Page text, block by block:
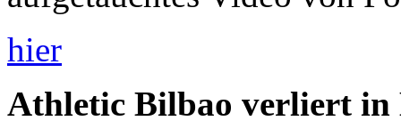
hier
Athletic Bilbao verliert in